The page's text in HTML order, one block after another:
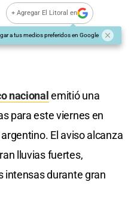
+ Agregar El Litoral en
a tus medios preferidos en Google
nacionalemitió una
para este viernes en
El aviso alcanza
lluvias fuertes,
intensas durante gran